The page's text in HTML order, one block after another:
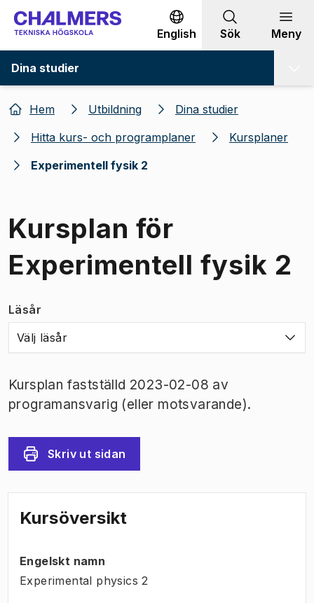
Gå till innehållet
English Sök Meny
Dina studier
Hem Utbildning
Dina studier
Hitta kurs- och programplaner
Kursplaner
Experimentell fysik 2
Kursplan för
Experimentell fysik 2
Läsår
Välj läsår
Kursplan fastställd 2023-02-08 av
programansvarig (eller motsvarande).
Skriv ut sidan
Kursöversikt
Engelskt namn
Experimental physics 2